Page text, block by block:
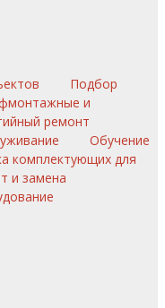
Подбор
и
ремонт
Обучение
комплектующих для
и замена